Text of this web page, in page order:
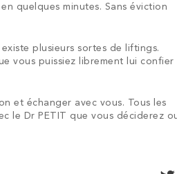
quelques minutes. Sans éviction
plusieurs sortes de liftings.
vous puissiez librement lui confier
et échanger avec vous. Tous les
le Dr PETIT que vous déciderez